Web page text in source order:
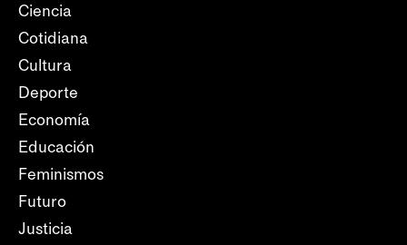
Ciencia
Cotidiana
Cultura
Deporte
Economía
Educación
Feminismos
Futuro
Justicia